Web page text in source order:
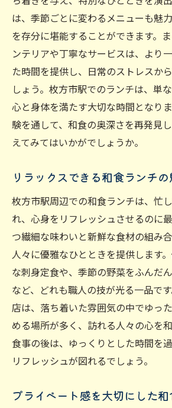
は、季節ごとに変わるメニューも魅
を存分に堪能することができます。
ンテリアや丁寧なサービスは、より
た時間を提供し、日常のストレスか
しょう。枚方市駅でのランチは、単
心と身体を満たす大切な時間となり
験を通して、和食の奥深さを再発見
えてみてはいかがでしょうか。
リラックスできる和食ランチの
枚方市駅周辺での和食ランチは、忙
れ、心身をリフレッシュさせるのに
つ繊細な味わいと新鮮な食材の組み
人々に優雅なひとときを提供します
な刺身定食や、季節の野菜をふんだ
など、どれも職人の技が光る一品で
店は、落ち着いた雰囲気の中でゆっ
める場所が多く、訪れる人々の心を
食事の後は、ゆっくりとした時間を
リフレッシュが図れるでしょう。
プライベート感を大切にした